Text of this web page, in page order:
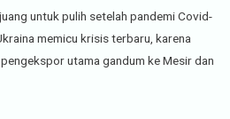
untuk pulih setelah pandemi Covid-
memicu krisis terbaru, karena
utama gandum ke Mesir dan